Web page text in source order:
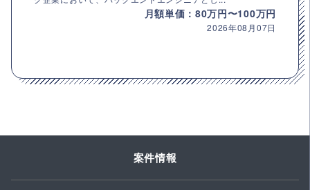
月額単価：80万円〜100万円
2026年08月07日
案件情報